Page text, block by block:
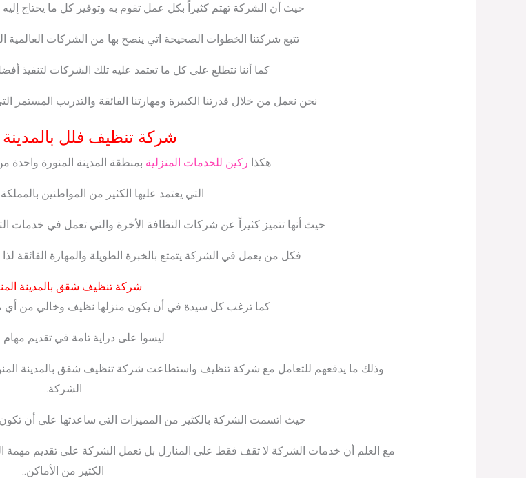
حيث أن الشركة تهتم كثيراً بكل عمل تقوم به وتوفير كل ما يحتاج
تتبع شركتنا الخطوات الصحيحة اتي ينصح بها من الشركات العالمية
كما أننا نتطلع على كل ما تعتمد عليه تلك الشركات لتنفيذ
نحن نعمل من خلال قدرتنا الكبيرة ومهارتنا الفائقة والتدريب المستمر
شركة تنظيف فلل بالمدينة
هكذا ركين للخدمات المنزلية بمنطقة المدينة المنورة
التي يعتمد عليها الكثير من المواطنين
حيث أنها تتميز كثيراً عن شركات النظافة الأخرة والتي تعمل في خدمات
فكل من يعمل في الشركة يتمتع بالخبرة الطويلة والمهارة الفائقة
شركة تنظيف شقق بالمدينة
كما ترغب كل سيدة في أن يكون منزلها نظيف وخالي من أي
ليسوا على دراية تامة في تقديم مهام
وذلك ما يدفعهم للتعامل مع شركة تنظيف واستطاعت شركة تنظيف شقق بالمدينة
الشركة..
حيث اتسمت الشركة بالكثير من المميزات التي ساعدتها على أن
مع العلم أن خدمات الشركة لا تقف فقط على المنازل بل تعمل الشركة على تقديم
الكثير من الأماكن..